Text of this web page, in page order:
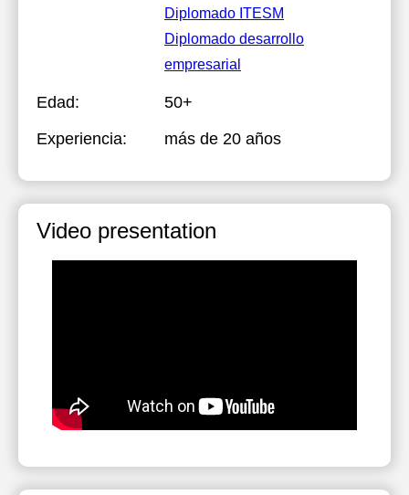
Diplomado ITESM
Diplomado desarrollo
empresarial
Edad:
50+
Experiencia:
más de 20 años
Video presentation